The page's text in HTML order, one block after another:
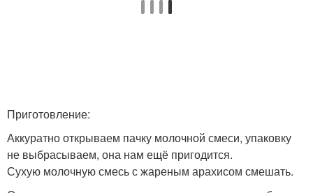
Приготовление:
Аккуратно открываем пачку молочной смеси, упаковку
не выбрасываем, она нам ещё пригодится.
Сухую молочную смесь с жареным арахисом смешать.